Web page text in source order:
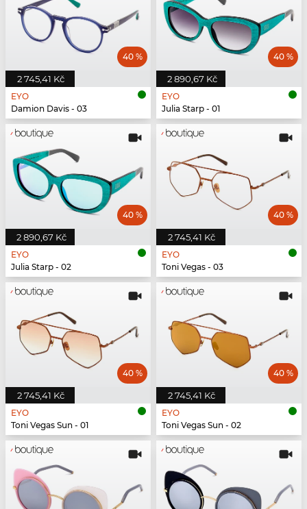
2 745,41 Kč
40 %
EYO
Damion Davis - 03
2 890,67 Kč
40 %
EYO
Julia Starp - 01
2 890,67 Kč
40 %
EYO
Julia Starp - 02
2 745,41 Kč
40 %
EYO
Toni Vegas - 03
2 745,41 Kč
40 %
EYO
Toni Vegas Sun - 01
2 745,41 Kč
40 %
EYO
Toni Vegas Sun - 02